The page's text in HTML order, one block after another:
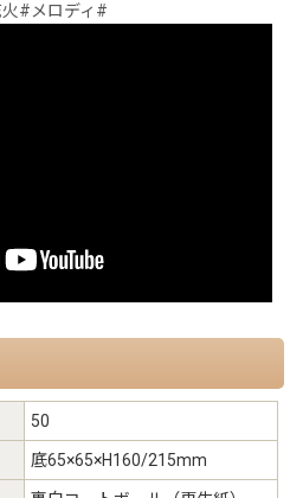
#メロディ#
50
底65×65×H160/215mm